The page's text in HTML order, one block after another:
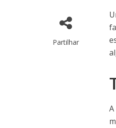
Partilhar